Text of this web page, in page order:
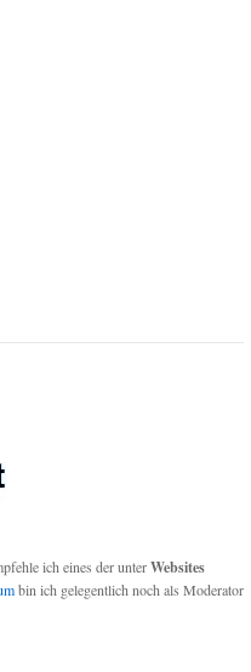
ich eines der unterWebsites
bin ich gelegentlich noch als Moderator